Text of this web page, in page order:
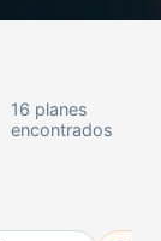
16 planes
encontrados